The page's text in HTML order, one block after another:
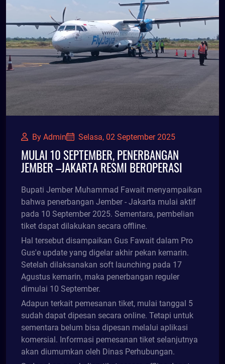
By Admin Selasa, 02 September 2025
MULAI 10 SEPTEMBER, PENERBANGAN
JEMBER –JAKARTA RESMI BEROPERASI
Bupati Jember Muhammad Fawait menyampaikan
bahwa penerbangan Jember - Jakarta mulai aktif
pada 10 September 2025. Sementara, pembelian
tiket dapat dilakukan secara offline.
Hal tersebut disampaikan Gus Fawait dalam Pro
Gus'e update yang digelar akhir pekan kemarin.
Setelah dilaksanakan soft launching pada 17
Agustus kemarin, maka penerbangan reguler
dimulai 10 September.
Adapun terkait pemesanan tiket, mulai tanggal 5
sudah dapat dipesan secara online. Tetapi untuk
sementara belum bisa dipesan melalui aplikasi
komersial. Informasi pemesanan tiket selanjutnya
akan diumumkan oleh Dinas Perhubungan.